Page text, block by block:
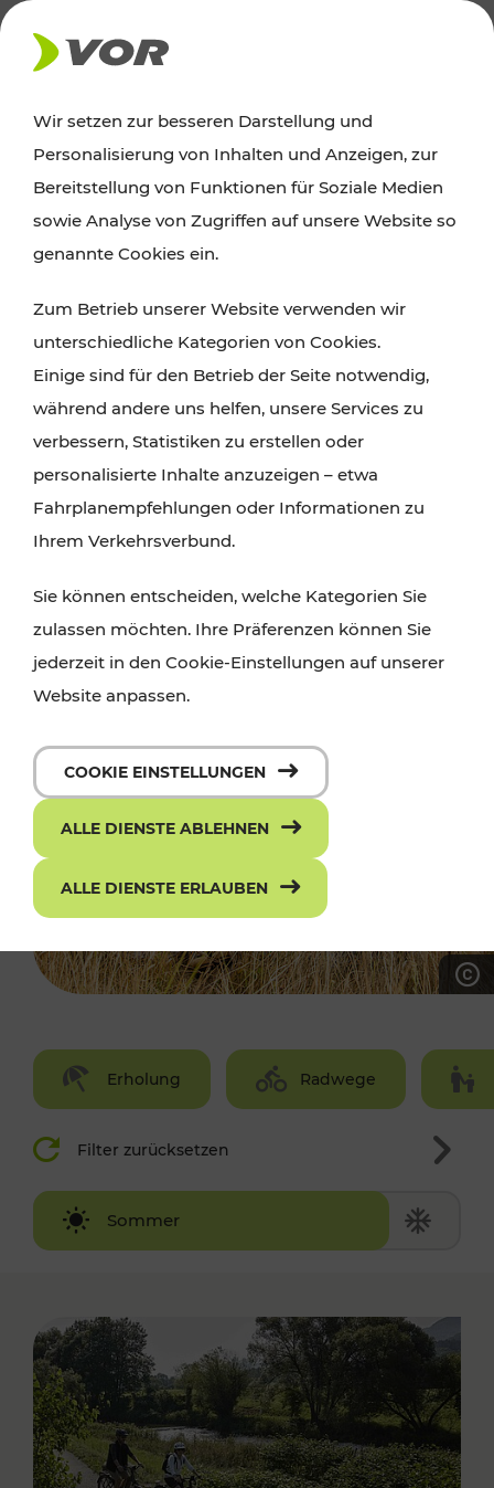
AKTUELLES
Ausflugstipps
Wien, Niederösterreich und das Burgenland
Wanderungen, Kultur und Gastronomie,
Radtouren oder purer Naturgenuss – viele
Attraktionen sind mit den Ticket- und Fahrplan-
Angeboten des VOR gut und schnell erreichbar.
Erholung Radwege
Filter zurücksetzen
Sommer
Winter
Wir setzen zur besseren Darstellung und
Personalisierung von Inhalten und Anzeigen, zur
Bereitstellung von Funktionen für Soziale Medien
sowie Analyse von Zugriffen auf unsere Website so
genannte Cookies ein.
Zum Betrieb unserer Website verwenden wir
unterschiedliche Kategorien von Cookies.
Einige sind für den Betrieb der Seite notwendig,
während andere uns helfen, unsere Services zu
verbessern, Statistiken zu erstellen oder
personalisierte Inhalte anzuzeigen – etwa
Fahrplanempfehlungen oder Informationen zu
Ihrem Verkehrsverbund.
Sie können entscheiden, welche Kategorien Sie
zulassen möchten. Ihre Präferenzen können Sie
jederzeit in den Cookie-Einstellungen auf unserer
Website anpassen.
COOKIE EINSTELLUNGEN
ALLE DIENSTE ABLEHNEN
ALLE DIENSTE ERLAUBEN